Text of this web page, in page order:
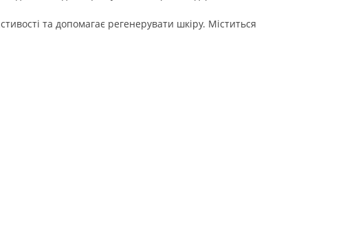
та допомагає регенерувати шкіру. Міститься